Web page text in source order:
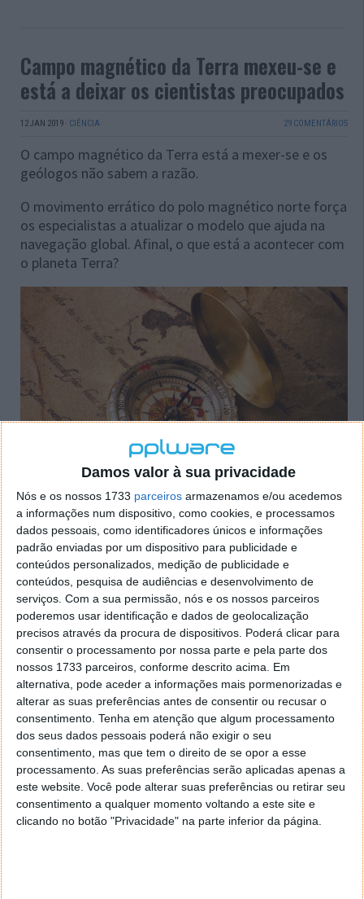
Damos valor à sua privacidade
Nós e os nossos 1733 parceiros armazenamos e/ou acedemos
a informações num dispositivo, como cookies, e processamos
dados pessoais, como identificadores únicos e informações
padrão enviadas por um dispositivo para publicidade e
conteúdos personalizados, medição de publicidade e
conteúdos, pesquisa de audiências e desenvolvimento de
serviços. Com a sua permissão, nós e os nossos parceiros
poderemos usar identificação e dados de geolocalização
precisos através da procura de dispositivos. Poderá clicar para
consentir o processamento por nossa parte e pela parte dos
nossos 1733 parceiros, conforme descrito acima. Em
alternativa, pode aceder a informações mais pormenorizadas e
alterar as suas preferências antes de consentir ou recusar o
consentimento. Tenha em atenção que algum processamento
dos seus dados pessoais poderá não exigir o seu
consentimento, mas que tem o direito de se opor a esse
processamento. As suas preferências serão aplicadas apenas a
este website. Você pode alterar suas preferências ou retirar seu
consentimento a qualquer momento voltando a este site e
clicando no botão "Privacidade" na parte inferior da página.
Campo magnético da Terra mexeu-se e
está a deixar os cientistas preocupados
12 JAN 2019 · CIÊNCIA 29 COMENTÁRIOS
O campo magnético da Terra está a mexer-se e os
geólogos não sabem a razão.
O movimento errático do polo magnético norte força
os especialistas a atualizar o modelo que ajuda na
navegação global. Afinal, o que está a acontecer com
o planeta Terra?
Primeira Fotografia do Polo Norte do
Sol dá conta de avanços inéditos
05 DEZ 2018·CIÊNCIA COMENTAR
As agências espaciais, com os avanços das
tecnologias e dos materiais hoje usados nos satélites
e sondas, dedicam a sua atenção à investigação do
Sol. Depois de a NASA ter enviado aParker Solar
Probe, conseguindo uma aproximação nunca
conseguida, é a vez da ESA mostrar um
surpreendente avanço tecnológico.
Pela primeira vez, surgiu uma imagem do Polo Norte
do Sol conseguida nas observações feitas pelo